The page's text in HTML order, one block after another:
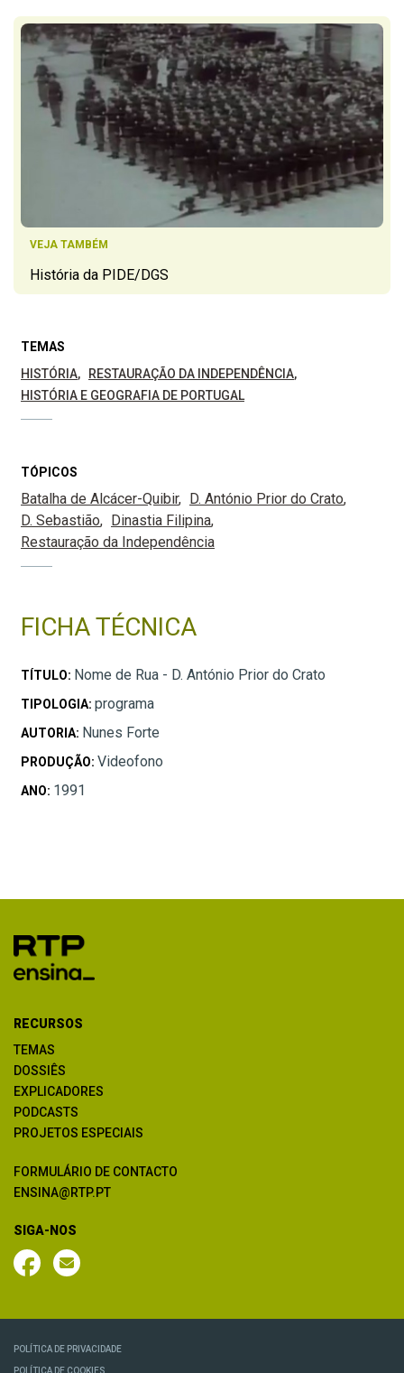
VEJA TAMBÉM
História da PIDE/DGS
TEMAS
HISTÓRIA
RESTAURAÇÃO DA INDEPENDÊNCIA
HISTÓRIA E GEOGRAFIA DE PORTUGAL
TÓPICOS
Batalha de Alcácer-Quibir
D. António Prior do Crato
D. Sebastião
Dinastia Filipina
Restauração da Independência
FICHA TÉCNICA
TÍTULO: Nome de Rua - D. António Prior do Crato
TIPOLOGIA: programa
AUTORIA: Nunes Forte
PRODUÇÃO: Videofono
ANO: 1991
RECURSOS
TEMAS
DOSSIÊS
EXPLICADORES
PODCASTS
PROJETOS ESPECIAIS
FORMULÁRIO DE CONTACTO
ENSINA@RTP.PT
SIGA-NOS
POLÍTICA DE PRIVACIDADE
POLÍTICA DE COOKIES